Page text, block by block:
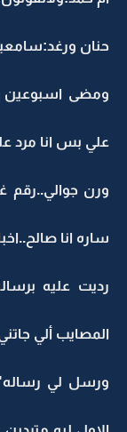
حنان
ومضى
علي بس انا مرد
ورن جوالي..رقم
ساره انا
رديت عليه
المصايب ألي
ورسل لي